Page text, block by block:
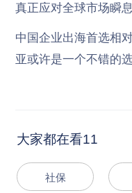
真正应对全球市场瞬
中国企业出海首选相
亚或许是一个不错的选
大家都在看11
社保